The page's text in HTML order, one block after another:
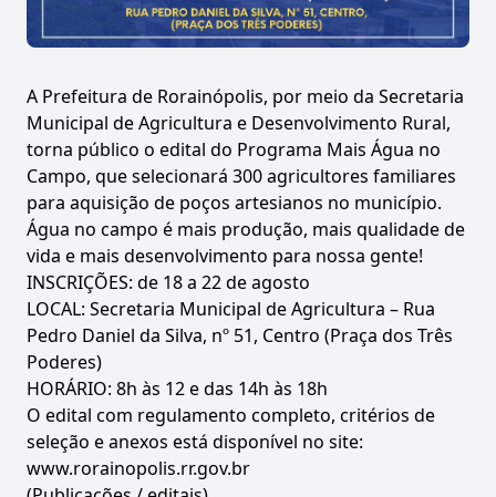
A Prefeitura de Rorainópolis, por meio da Secretaria
Municipal de Agricultura e Desenvolvimento Rural,
torna público o edital do Programa Mais Água no
Campo, que selecionará 300 agricultores familiares
para aquisição de poços artesianos no município.
Água no campo é mais produção, mais qualidade de
vida e mais desenvolvimento para nossa gente!
INSCRIÇÕES: de 18 a 22 de agosto
LOCAL: Secretaria Municipal de Agricultura – Rua
Pedro Daniel da Silva, nº 51, Centro (Praça dos Três
Poderes)
HORÁRIO: 8h às 12 e das 14h às 18h
O edital com regulamento completo, critérios de
seleção e anexos está disponível no site:
www.rorainopolis.rr.gov.br